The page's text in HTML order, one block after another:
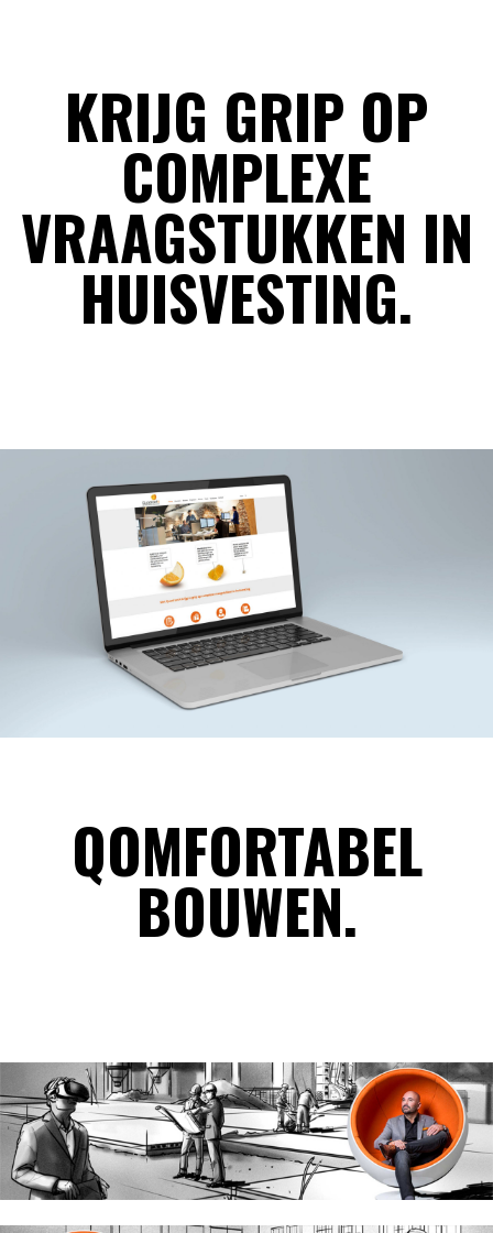
KRIJG GRIP OP
COMPLEXE
VRAAGSTUKKEN IN
HUISVESTING.
QOMFORTABEL
BOUWEN.